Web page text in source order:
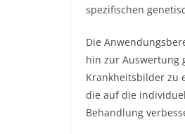
spezifischen
Die
hin zur Auswertung
Krankheitsbilder zu
die auf die
Behandlung